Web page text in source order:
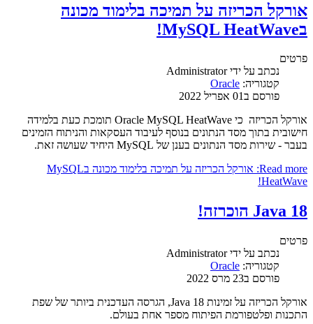
אורקל הכריזה על תמיכה בלימוד מכונה
בMySQL HeatWave!
פרטים
נכתב על ידיAdministrator
קטגוריה: Oracle
פורסם ב01 אפריל 2022
אורקל הכריזה כי Oracle MySQL HeatWave תומכת כעת בלמידה
חישובית בתוך מסד הנתונים בנוסף לעיבוד העסקאות והניתוח הזמינים
בעבר - שירות מסד הנתונים בענן של MySQL היחיד שעושה זאת.
Read more: אורקל הכריזה על תמיכה בלימוד מכונה בMySQL
HeatWave!
Java 18 הוכרזה!
פרטים
נכתב על ידיAdministrator
קטגוריה: Oracle
פורסם ב23 מרס 2022
אורקל הכריזה על זמינות Java 18, הגרסה העדכנית ביותר של שפת
התכנות ופלטפורמת הפיתוח מספר אחת בעולם.